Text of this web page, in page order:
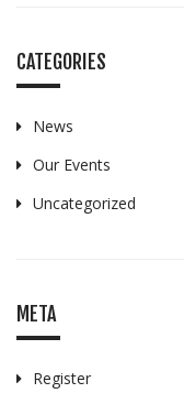
CATEGORIES
News
Our Events
Uncategorized
META
Register